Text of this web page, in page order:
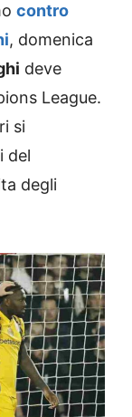
contro
, domenica
deve
League.
si
del
degli